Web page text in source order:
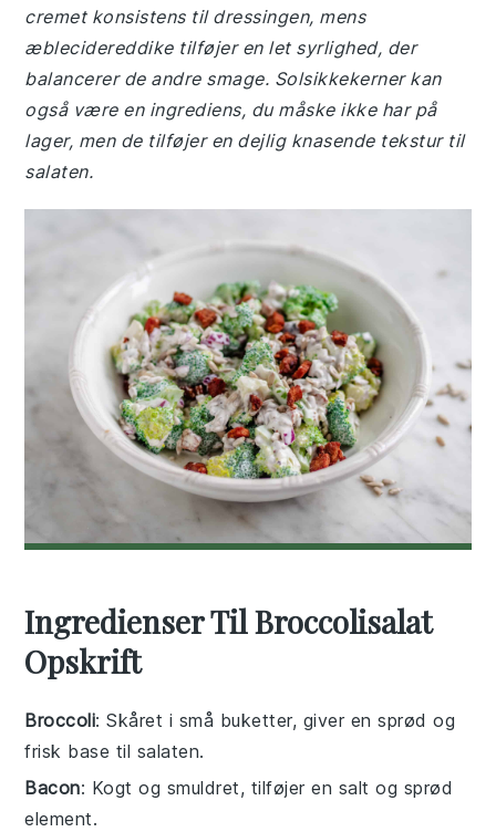
cremet konsistens til dressingen, mens
æblecidereddike tilføjer en let syrlighed, der
balancerer de andre smage. Solsikkekerner kan
også være en ingrediens, du måske ikke har på
lager, men de tilføjer en dejlig knasende tekstur til
salaten.
Ingredienser Til Broccolisalat
Opskrift
Broccoli: Skåret i små buketter, giver en sprød og
frisk base til salaten.
Bacon: Kogt og smuldret, tilføjer en salt og sprød
element.